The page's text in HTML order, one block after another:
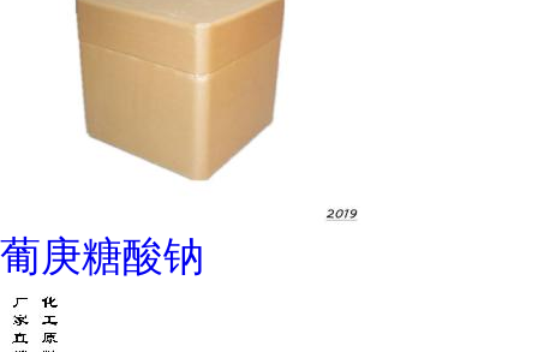
葡庚糖酸钠